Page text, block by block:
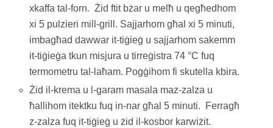
xkaffa tal-forn. Żid ftit bżar u melħ u qegħedhom
xi 5 pulzieri mill-grill. Sajjarhom għal xi 5 minuti,
imbagħad dawwar it-tiġieġ u sajjarhom sakemm
it-tiġieġa tkun misjura u tirreġistra 74 °C fuq
termometru tal-laħam. Poġġihom fi skutella kbira.
Żid il-krema u l-garam masala maz-zalza u
ħallihom itektku fuq in-nar għal 5 minuti. Ferragħ
z-zalza fuq it-tiġieġ u żid il-kosbor karwiżit.